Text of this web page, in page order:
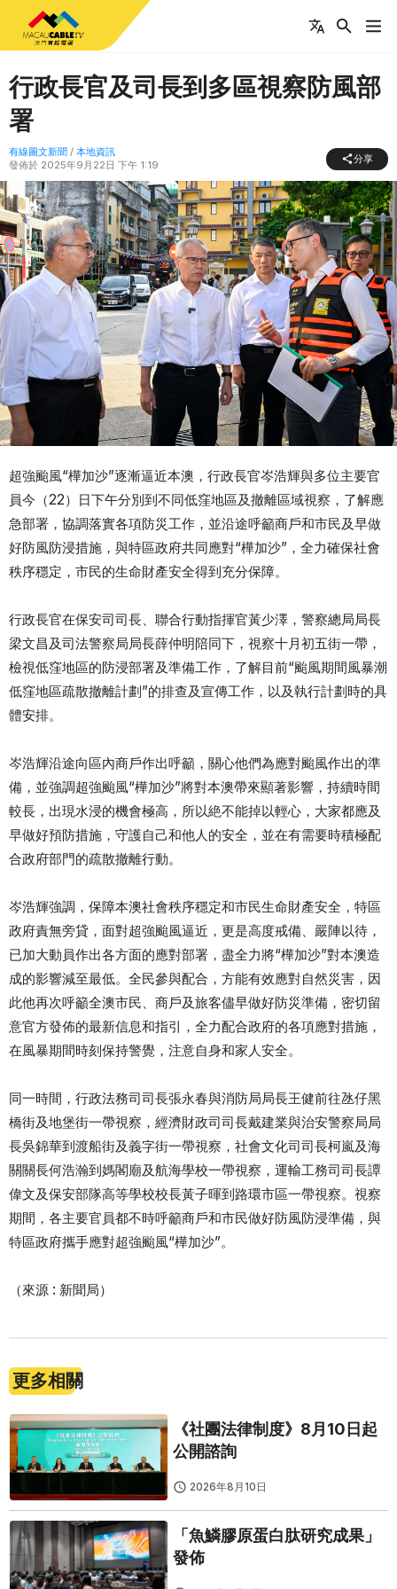
行政長官及司長到多區視察防風部
署
有線圖文新聞 / 本地資訊
發佈於 2025年9月22日 下午 1:19
分享
超強颱風“樺加沙”逐漸逼近本澳，行政長官岑浩輝與多位主要官
員今（22）日下午分別到不同低窪地區及撤離區域視察，了解應
急部署，協調落實各項防災工作，並沿途呼籲商戶和市民及早做
好防風防浸措施，與特區政府共同應對“樺加沙”，全力確保社會
秩序穩定，市民的生命財產安全得到充分保障。
行政長官在保安司司長、聯合行動指揮官黃少澤，警察總局局長
梁文昌及司法警察局局長薛仲明陪同下，視察十月初五街一帶，
檢視低窪地區的防浸部署及準備工作，了解目前“颱風期間風暴潮
低窪地區疏散撤離計劃”的排查及宣傳工作，以及執行計劃時的具
體安排。
岑浩輝沿途向區內商戶作出呼籲，關心他們為應對颱風作出的準
備，並強調超強颱風“樺加沙”將對本澳帶來顯著影響，持續時間
較長，出現水浸的機會極高，所以絶不能掉以輕心，大家都應及
早做好預防措施，守護自己和他人的安全，並在有需要時積極配
合政府部門的疏散撤離行動。
岑浩輝強調，保障本澳社會秩序穩定和市民生命財產安全，特區
政府責無旁貸，面對超強颱風逼近，更是高度戒備、嚴陣以待，
已加大動員作出各方面的應對部署，盡全力將“樺加沙”對本澳造
成的影響減至最低。全民參與配合，方能有效應對自然災害，因
此他再次呼籲全澳市民、商戶及旅客儘早做好防災準備，密切留
意官方發佈的最新信息和指引，全力配合政府的各項應對措施，
在風暴期間時刻保持警覺，注意自身和家人安全。
同一時間，行政法務司司長張永春與消防局局長王健前往氹仔黑
橋街及地堡街一帶視察，經濟財政司司長戴建業與治安警察局局
長吳錦華到渡船街及義字街一帶視察，社會文化司司長柯嵐及海
關關長何浩瀚到媽閣廟及航海學校一帶視察，運輸工務司司長譚
偉文及保安部隊高等學校校長黃子暉到路環市區一帶視察。視察
期間，各主要官員都不時呼籲商戶和市民做好防風防浸準備，與
特區政府攜手應對超強颱風“樺加沙”。
（來源 : 新聞局）
更多相關
《社團法律制度》8月10日起
公開諮詢
2026年8月10日
「魚鱗膠原蛋白肽研究成果」
發佈